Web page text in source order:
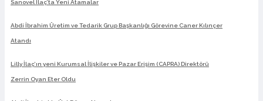
Sanovel İlaç’ta Yeni Atamalar
Abdi İbrahim Üretim ve Tedarik Grup Başkanlığı Görevine Caner Kılınçer
Atandı
Lilly İlaç’ın yeni Kurumsal İlişkiler ve Pazar Erişim (CAPRA) Direktörü
Zerrin Oyan Eter Oldu